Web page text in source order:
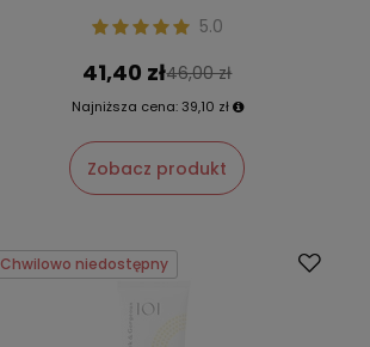
5.0
41,40 zł46,00 zł
Najniższa cena: 39,10 zł
Zobacz produkt
Chwilowo niedostępny